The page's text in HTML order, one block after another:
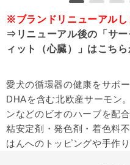
※ブランドリニューアルし
⇒ リニューアル後の「サ
ィット（心臓）」はこち
愛犬の循環器の健康をサポ
DHAを含む北欧産サーモン
ンなどのビオのハーブを配
粘安定剤・発色剤・着色料
はんへのトッピングや手作